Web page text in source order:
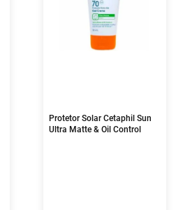
Protetor Solar Cetaphil Sun
Ultra Matte & Oil Control